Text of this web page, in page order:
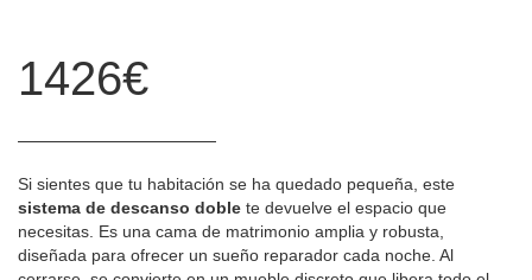
1426€
Si sientes que tu habitación se ha quedado pequeña, este
sistema de descanso doble te devuelve el espacio que
necesitas. Es una cama de matrimonio amplia y robusta,
diseñada para ofrecer un sueño reparador cada noche. Al